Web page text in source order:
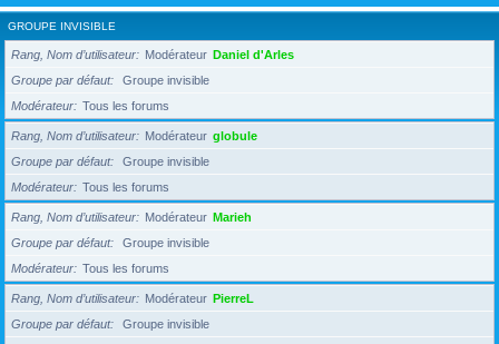
GROUPE INVISIBLE
Rang, Nom d’utilisateur Modérateur Daniel d'Arles
Groupe par défaut
Groupe invisible
Modérateur
Tous les forums
Rang, Nom d’utilisateur Modérateur globule
Groupe par défaut
Groupe invisible
Modérateur
Tous les forums
Rang, Nom d’utilisateur Modérateur Marieh
Groupe par défaut
Groupe invisible
Modérateur
Tous les forums
Rang, Nom d’utilisateur Modérateur PierreL
Groupe par défaut
Groupe invisible